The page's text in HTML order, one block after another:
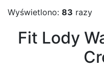
Wyświetlono: 83 razy
Fit Lody